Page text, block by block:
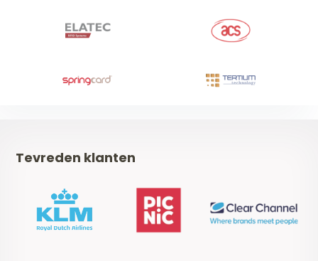
Tevreden klanten